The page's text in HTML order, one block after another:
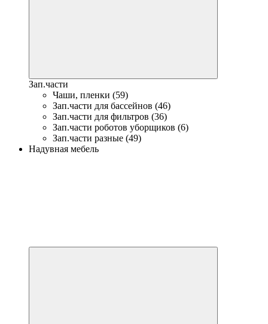
Зап.части
Чаши, пленки (59)
Зап.части для бассейнов (46)
Зап.части для фильтров (36)
Зап.части роботов уборщиков (6)
Зап.части разные (49)
Надувная мебель